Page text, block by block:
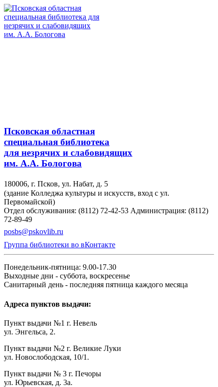
Псковская областная
специальная библиотека
для незрячих и слабовидящих
им. А.А. Бологова
180006, г. Псков, ул. Набат, д. 5
(здание Колледжа культуры и искусств, вход с ул.
Первомайской)
Отдел обслуживания: (8112) 72-42-53 Администрация: (8112)
72-89-49
posbs@pskovlib.ru
Группа библиотеки во вКонтакте
Понедельник-пятница: 9.00-17.30
Выходные дни - суббота, воскресенье
Санитарный день - последняя пятница каждого месяца
Адреса пунктов выдачи:
Пункт выдачи №1 г. Невель
ул. Энгельса, 2.
Пункт выдачи №2 г. Великие Луки
ул. Новослободская, 10/1.
Пункт выдачи № 3 г. Печоры
ул. Юрьевская, д. 3а.